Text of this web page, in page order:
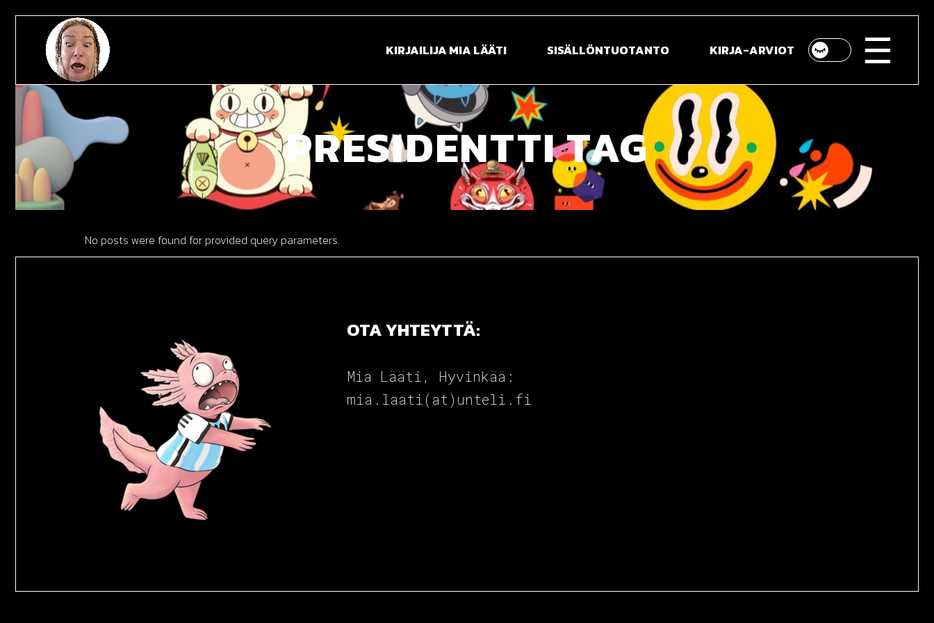
Skip
content KIRJAILIJA MIA LÄÄTI
Esittely
Kirjat
Tapahtumat
SISÄLLÖNTUOTANTO
Reissuvideot kartalla
KIRJA-ARVIOT
PRESIDENTTI TAG
No posts were found for provided query parameters.
OTA YHTEYTTÄ:
Mia Lääti, Hyvinkää:
mia.laati(at)unteli.fi